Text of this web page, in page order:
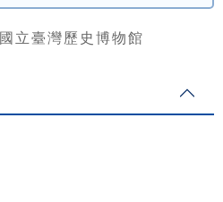
國立臺灣歷史博物館